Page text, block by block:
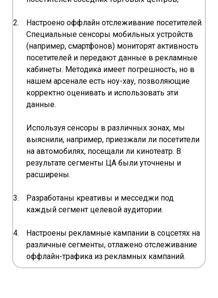
Настроено оффлайн отслеживание посетителей.
Специальные сенсоры мобильных устройств
(например, смартфонов) мониторят активность
посетителей и передают данные в рекламные
кабинеты. Методика имеет погрешность, но в
нашем арсенале есть ноу-хау, позволяющие
корректно оценивать и использовать эти
данные.
Используя сенсоры в различных зонах, мы
выяснили, например, приезжали ли посетители
на автомобилях, посещали ли кинотеатр. В
результате сегменты ЦА были уточнены и
расширены.
Разработаны креативы и месседжи под
каждый сегмент целевой аудитории.
Настроены рекламные кампании в соцсетях на
различные сегменты, отлажено отслеживание
оффлайн-трафика из рекламных кампаний.